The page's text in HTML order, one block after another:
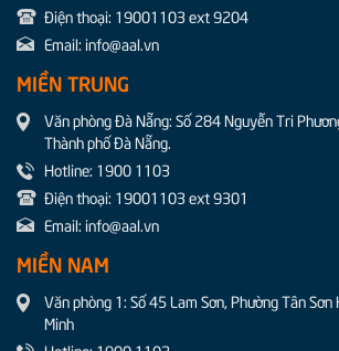
Điện thoại: 19001103 ext 9204
Email: info@aal.vn
MIỀN TRUNG
Văn phòng Đà Nẵng: Số 284 Nguyễn Tri
Thành phố Đà Nẵng.
Hotline: 1900 1103
Điện thoại: 19001103 ext 9301
Email: info@aal.vn
MIỀN NAM
Văn phòng 1: Số 45 Lam Sơn, Phường Tân Sơn
Minh